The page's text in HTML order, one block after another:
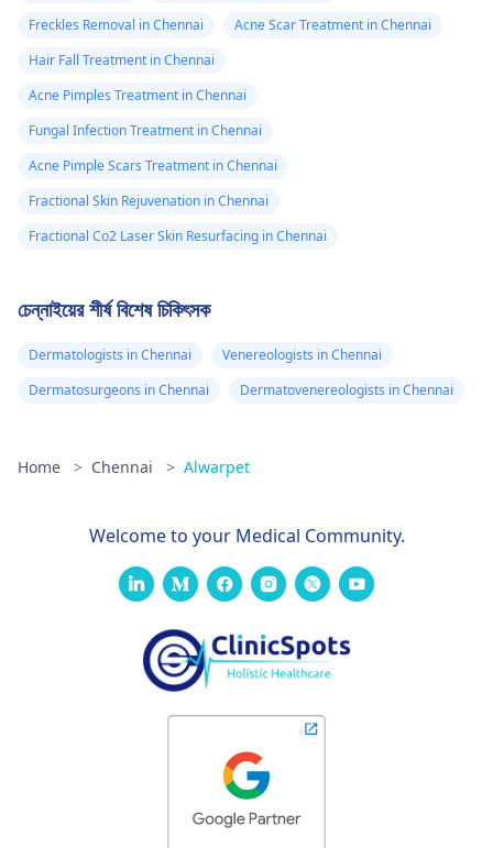
Freckles Removal in Chennai
Acne Scar Treatment in Chennai
Hair Fall Treatment in Chennai
Acne Pimples Treatment in Chennai
Fungal Infection Treatment in Chennai
Acne Pimple Scars Treatment in Chennai
Fractional Skin Rejuvenation in Chennai
Fractional Co2 Laser Skin Resurfacing in Chennai
চেন্নাইয়ের শীর্ষ বিশেষ চিকিৎসক
Dermatologists in Chennai
Venereologists in Chennai
Dermatosurgeons in Chennai
Dermatovenereologists in Chennai
Home > Chennai > Alwarpet
Welcome to your Medical Community.